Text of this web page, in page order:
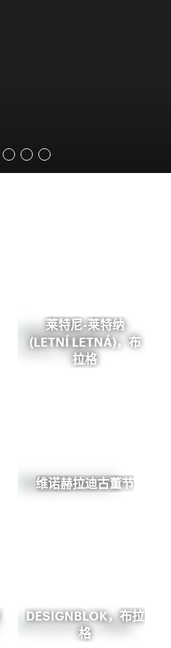
莱特尼-莱特纳
(LETNÍ LETNÁ)，布
拉格
维诺赫拉迪古董节
DESIGNBLOK，布拉
格